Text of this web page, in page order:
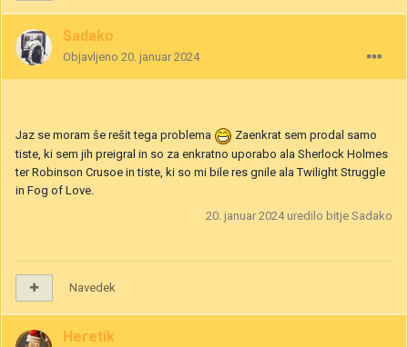
Sadako
Objavljeno 20. januar 2024
Jaz se moram še rešit tega problema
Zaenkrat sem prodal samo
tiste, ki sem jih preigral in so za enkratno uporabo ala Sherlock Holmes
ter Robinson Crusoe in tiste, ki so mi bile res gnile ala Twilight Struggle
in Fog of Love.
20. januar 2024uredilo bitje Sadako
Navedek
Heretik